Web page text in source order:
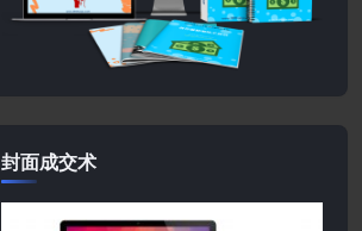
封面成交术